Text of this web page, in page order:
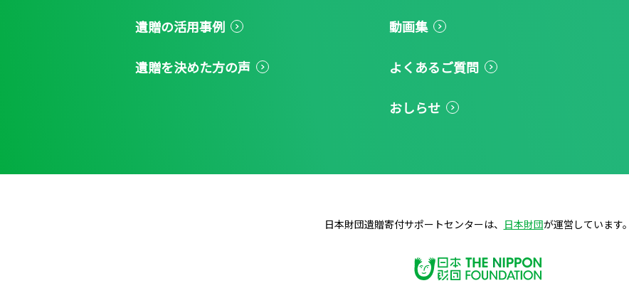
遺贈の活用事例
遺贈を決めた方の声
動画集
よくあるご質問
おしらせ
日本財団遺贈寄付サポートセンターは、 日本財団が運営しています。